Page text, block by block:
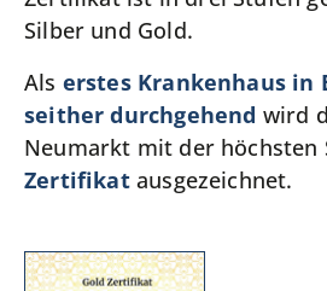
Silber und Gold.
Als erstes Krankenhaus in
seither durchgehend wird
Neumarkt mit der höchsten
Zertifikatausgezeichnet.